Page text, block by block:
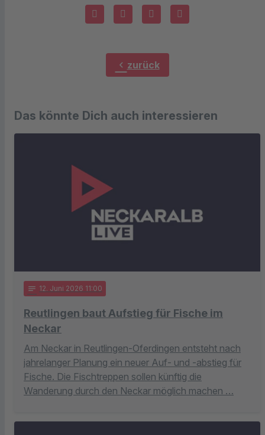
chevron_left zurück
Das könnte Dich auch interessieren
notes 12. Juni 2026 11:00
Reutlingen baut Aufstieg für Fische im
Neckar
Am Neckar in Reutlingen-Oferdingen entsteht nach
jahrelanger Planung ein neuer Auf- und -abstieg für
Fische. Die Fischtreppen sollen künftig die
Wanderung durch den Neckar möglich machen …